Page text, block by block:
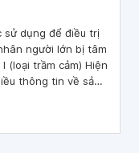
sử dụng để điều trị
người lớn bị tâm
(loại trầm cảm) Hiện
thông tin về sản
của thuốc